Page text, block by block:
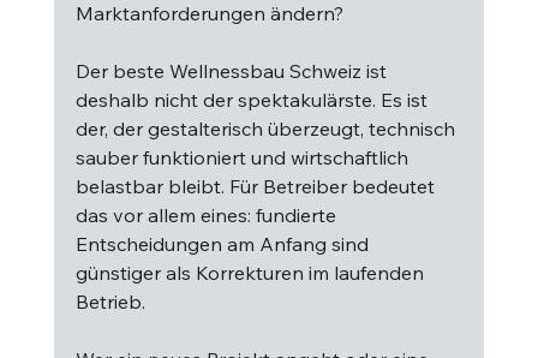
Marktanforderungen ändern?
Der beste Wellnessbau Schweiz ist
deshalb nicht der spektakulärste. Es ist
der, der gestalterisch überzeugt, technisch
sauber funktioniert und wirtschaftlich
belastbar bleibt. Für Betreiber bedeutet
das vor allem eines: fundierte
Entscheidungen am Anfang sind
günstiger als Korrekturen im laufenden
Betrieb.